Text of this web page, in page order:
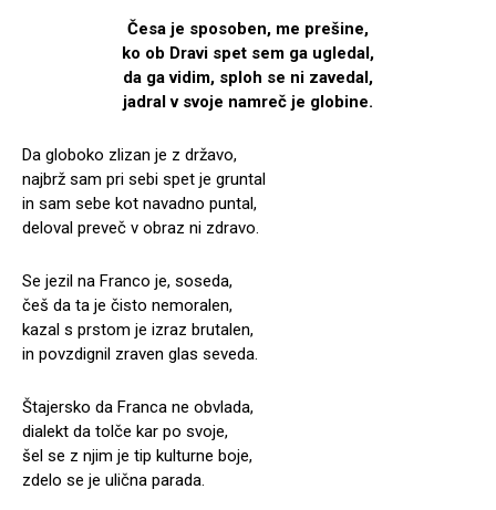
Česa je sposoben, me prešine,
ko ob Dravi spet sem ga ugledal,
da ga vidim, sploh se ni zavedal,
jadral v svoje namreč je globine.
Da globoko zlizan je z državo,
najbrž sam pri sebi spet je gruntal
in sam sebe kot navadno puntal,
deloval preveč v obraz ni zdravo.
Se jezil na Franco je, soseda,
češ da ta je čisto nemoralen,
kazal s prstom je izraz brutalen,
in povzdignil zraven glas seveda.
Štajersko da Franca ne obvlada,
dialekt da tolče kar po svoje,
šel se z njim je tip kulturne boje,
zdelo se je ulična parada.